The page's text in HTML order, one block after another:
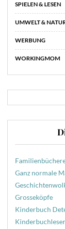
SPIELEN & LESEN
UMWELT &
WERBUNG
WORKINGMOM
Ganz normale
Grosseköpfe
Kinderbuch